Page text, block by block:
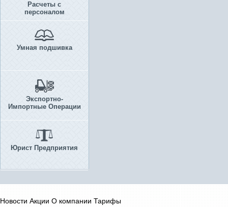
Расчеты с
персоналом
Умная подшивка
Экспортно-
Импортные Операции
Юрист Предприятия
Новости Акции О компании Тарифы